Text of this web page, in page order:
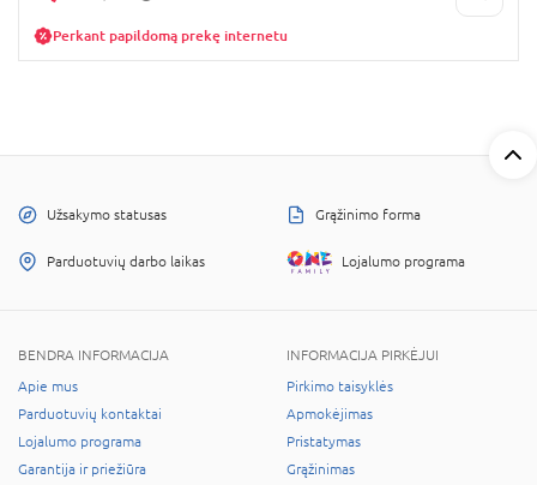
Perkant papildomą prekę internetu
Užsakymo statusas Grąžinimo forma
Parduotuvių darbo laikas Lojalumo programa
BENDRA INFORMACIJA
Apie mus
Parduotuvių kontaktai
Lojalumo programa
Garantija ir priežiūra
INFORMACIJA PIRKĖJUI
Pirkimo taisyklės
Apmokėjimas
Pristatymas
Grąžinimas